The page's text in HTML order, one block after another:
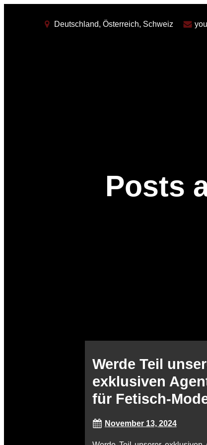
Deutschland, Österreich, Schweiz
Posts
Werde Teil
exklusiven
für Fetisch-
November 13, 2024